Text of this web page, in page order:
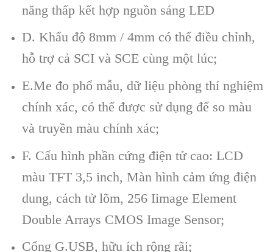
năng thấp kết hợp nguồn sáng LED
D. Khẩu độ 8mm / 4mm có thể điều chỉnh,
hỗ trợ cả SCI và SCE cùng một lúc;
E.Me đo phổ mẫu, dữ liệu phòng thí nghiệm
chính xác, có thể được sử dụng để so màu
và truyền màu chính xác;
F. Cấu hình phần cứng điện tử cao: LCD
màu TFT 3,5 inch, Màn hình cảm ứng điện
dung, cách tử lõm, 256 Iimage Element
Double Arrays CMOS Image Sensor;
Cổng G.USB, hữu ích rộng rãi;